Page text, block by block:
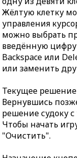
Жёлтую клетку
управления
можно выбрать
введённую
Backspace или
или заменить
Текущее решение
Вернувшись
решение судоку с
Чтобы начать
"Очистить".